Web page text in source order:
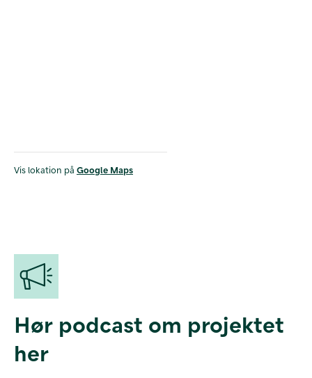
Vis lokation på Google Maps
Hør podcast om projektet
her